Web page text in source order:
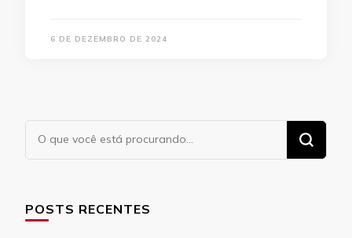
6 DE DEZEMBRO DE 2024
Procurando
algo?
POSTS RECENTES